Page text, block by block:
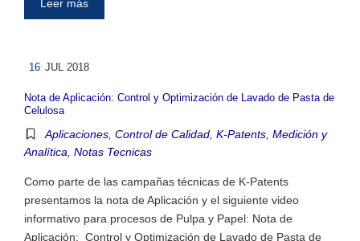
Leer más
16 JUL 2018
Nota de Aplicación: Control y Optimización de Lavado de Pasta de
Celulosa
Aplicaciones, Control de Calidad, K-Patents, Medición y
Analítica, Notas Tecnicas
Como parte de las campañas técnicas de K-Patents
presentamos la nota de Aplicación y el siguiente video
informativo para procesos de Pulpa y Papel: Nota de
Aplicación: Control y Optimización de Lavado de Pasta de